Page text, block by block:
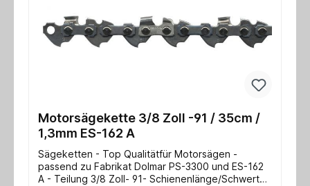
Motorsägekette 3/8 Zoll -91 / 35cm /
1,3mm ES-162 A
Sägeketten - Top Qualitätfür Motorsägen -
passend zu Fabrikat Dolmar PS-3300 und ES-162
A - Teilung 3/8 Zoll- 91- Schienenlänge/Schwert